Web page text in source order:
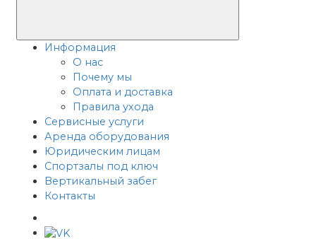
Информация
О нас
Почему мы
Оплата и доставка
Правила ухода
Сервисные услуги
Аренда оборудования
Юридическим лицам
Спортзалы под ключ
Вертикальный забег
Контакты